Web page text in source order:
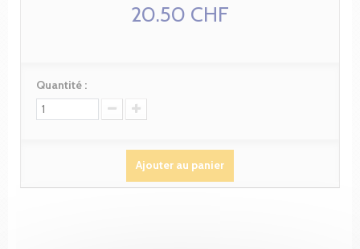
20.50 CHF
Quantité :
Ajouter au panier